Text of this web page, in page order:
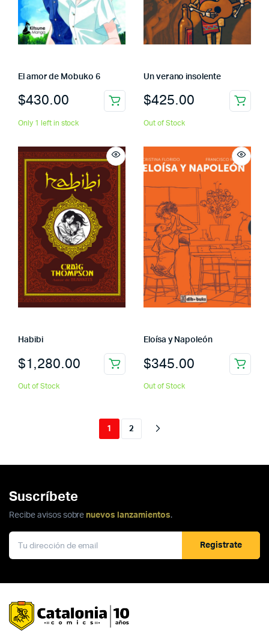
El amor de Mobuko 6
$430.00
Only 1 left in stock
Un verano insolente
$425.00
Out of Stock
Habibi
$1,280.00
Out of Stock
Eloísa y Napoleón
$345.00
Out of Stock
1 2
Suscríbete
Recibe avisos sobre nuevos lanzamientos.
Registrate